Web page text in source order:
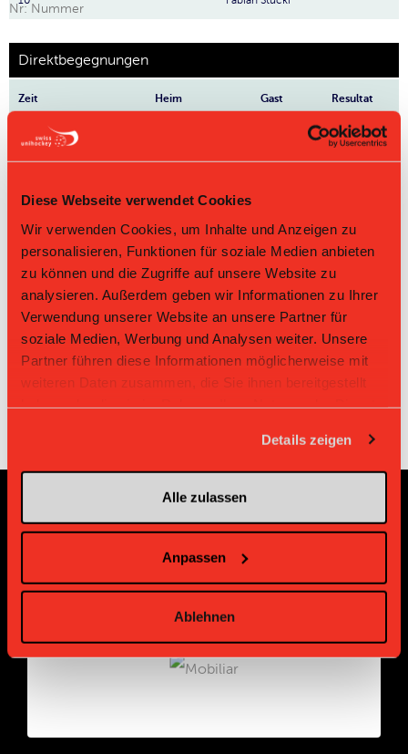
Diese Webseite verwendet Cookies
Wir verwenden Cookies, um Inhalte und Anzeigen zu
personalisieren, Funktionen für soziale Medien anbieten
zu können und die Zugriffe auf unsere Website zu
analysieren. Außerdem geben wir Informationen zu Ihrer
Verwendung unserer Website an unsere Partner für
soziale Medien, Werbung und Analysen weiter. Unsere
Partner führen diese Informationen möglicherweise mit
weiteren Daten zusammen, die Sie ihnen bereitgestellt
Details zeigen
Alle zulassen
Anpassen
Ablehnen
Nr: Nummer
Direktbegegnungen
Zeit Heim Gast Resultat
22.03.2026 13:30
Unihockey
13:0
08.03.2026 10:00 Bern Capitals Ost II
Unihockey
Oberland II
18.10.2025 12:00
Unihockey Berner
Oberland II
Bern Capitals
Ost II
2:10
14.09.2025 10:30 Bern Capitals Ost II
Unihockey
Oberland II
8:5
Sponsoren und Partner
Platin Partner